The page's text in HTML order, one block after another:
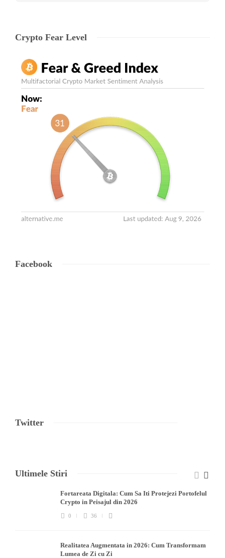
Crypto Fear Level
Facebook
Twitter
Ultimele Stiri
Fortareata Digitala: Cum Sa Iti Protejezi Portofelul
Crypto in Peisajul din 2026
0 36
Realitatea Augmentata in 2026: Cum Transformam
Lumea de Zi cu Zi